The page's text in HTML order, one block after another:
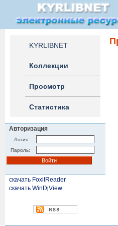
KYRLIBNET
Коллекции
Просмотр
Статистика
Авторизация
Логин:
Пароль:
скачать FoxitReader
скачать WinDjView